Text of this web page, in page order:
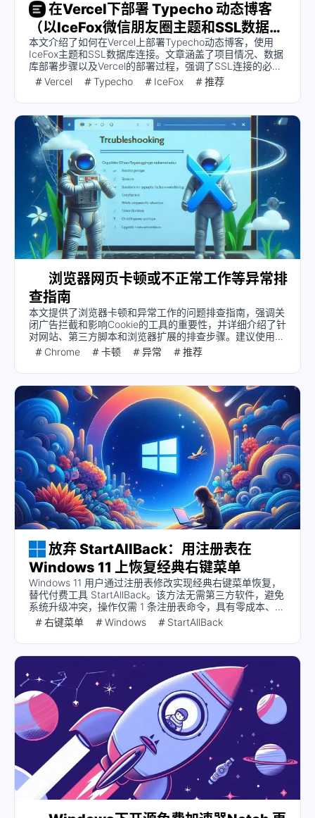
在Vercel下部署 Typecho 动态博客
（以IceFox微信朋友圈主题和SSL数据库
连接为例）
本文介绍了如何在Vercel上部署Typecho动态博客，使用
IceFox主题和SSL数据库连接。文章涵盖了项目情况、数据
库部署步骤以及Vercel的部署过程，强调了SSL连接的必要
性和配置环境变量的细节。
Vercel Typecho IceFox 推荐
浏览器网页卡顿或不正常工作等异常排
查指南
本文提供了浏览器卡顿和异常工作的问题排查指南，强调关
闭广告拦截和影响Cookie的工具的重要性，并详细介绍了针
对网站、第三方脚本和浏览器扩展的排查步骤。建议使用浏
览器开发者工具进行性能分析，并列出了已知可能存在问题
的网站和扩展。
Chrome 卡顿 异常 推荐
放弃 StartAllBack：用注册表在
Windows 11 上恢复经典右键菜单
Windows 11 用户通过注册表修改实现经典右键菜单恢复，
替代付费工具 StartAllBack。该方法无需第三方软件，避免
系统升级冲突，操作仅需 1 条注册表命令，具有零成本、无
兼容性警告、永久生效等优势，是轻量级系统定制的最佳实
践。
右键菜单 Windows StartAllBack